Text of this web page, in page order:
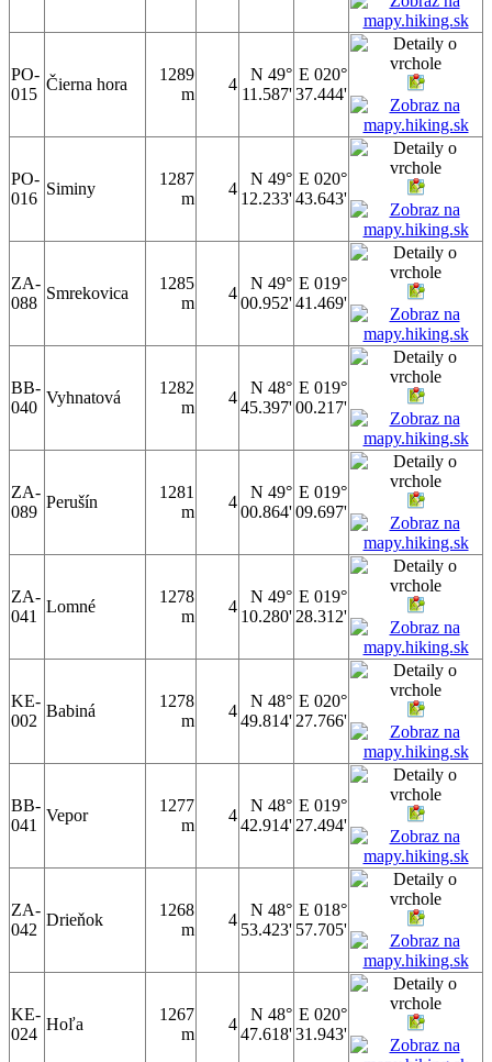
PO-
015
Čierna hora
1289
m
4
N 49°
11.587'
E 020°
37.444'
PO-
016
Siminy
1287
m
4
N 49°
12.233'
E 020°
43.643'
ZA-
088
Smrekovica
1285
m
4
N 49°
00.952'
E 019°
41.469'
BB-
040
Vyhnatová
1282
m
4
N 48°
45.397'
E 019°
00.217'
ZA-
089
Perušín
1281
m
4
N 49°
00.864'
E 019°
09.697'
ZA-
041
Lomné
1278
m
4
N 49°
10.280'
E 019°
28.312'
KE-
002
Babiná
1278
m
4
N 48°
49.814'
E 020°
27.766'
BB-
041
Vepor
1277
m
4
N 48°
42.914'
E 019°
27.494'
ZA-
042
Drieňok
1268
m
4
N 48°
53.423'
E 018°
57.705'
KE-
024
Hoľa
1267
m
4
N 48°
47.618'
E 020°
31.943'